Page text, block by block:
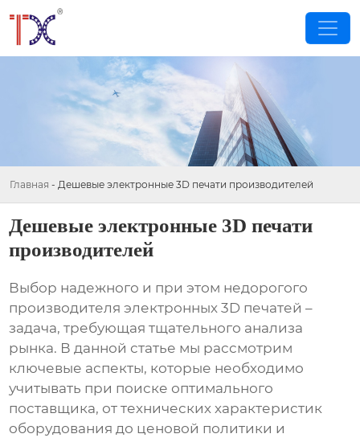
Главная - Дешевые электронные 3D печати производителей
Дешевые электронные 3D печати
производителей
Выбор надежного и при этом недорогого
производителя электронных 3D печатей –
задача, требующая тщательного анализа
рынка. В данной статье мы рассмотрим
ключевые аспекты, которые необходимо
учитывать при поиске оптимального
поставщика, от технических характеристик
оборудования до ценовой политики и